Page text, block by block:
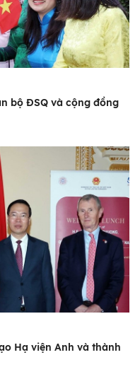
bộ ĐSQ và cộng đồng
Hạ viện Anh và thành